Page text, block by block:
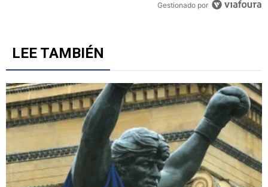
Gestionado por
LEE TAMBIÉN